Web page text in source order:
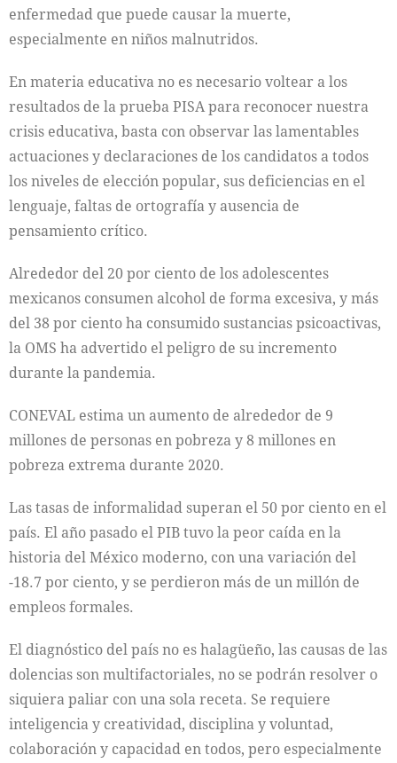
enfermedad que puede causar la muerte,
especialmente en niños malnutridos.
En materia educativa no es necesario voltear a los
resultados de la prueba PISA para reconocer nuestra
crisis educativa, basta con observar las lamentables
actuaciones y declaraciones de los candidatos a todos
los niveles de elección popular, sus deficiencias en el
lenguaje, faltas de ortografía y ausencia de
pensamiento crítico.
Alrededor del 20 por ciento de los adolescentes
mexicanos consumen alcohol de forma excesiva, y más
del 38 por ciento ha consumido sustancias psicoactivas,
la OMS ha advertido el peligro de su incremento
durante la pandemia.
CONEVAL estima un aumento de alrededor de 9
millones de personas en pobreza y 8 millones en
pobreza extrema durante 2020.
Las tasas de informalidad superan el 50 por ciento en el
país. El año pasado el PIB tuvo la peor caída en la
historia del México moderno, con una variación del
-18.7 por ciento, y se perdieron más de un millón de
empleos formales.
El diagnóstico del país no es halagüeño, las causas de las
dolencias son multifactoriales, no se podrán resolver o
siquiera paliar con una sola receta. Se requiere
inteligencia y creatividad, disciplina y voluntad,
colaboración y capacidad en todos, pero especialmente